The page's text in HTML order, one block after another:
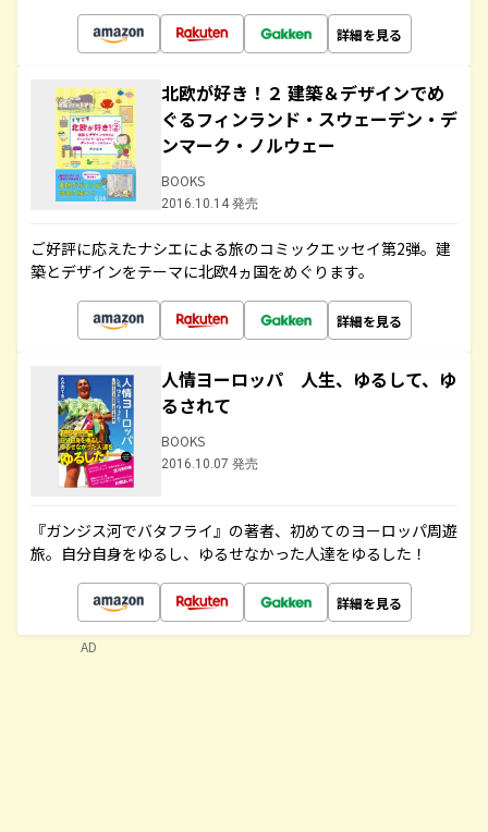
詳細を見る
北欧が好き！２ 建築＆デザインでめ
ぐるフィンランド・スウェーデン・デ
ンマーク・ノルウェー
BOOKS
2016.10.14 発売
ご好評に応えたナシエによる旅のコミックエッセイ第2弾。建
築とデザインをテーマに北欧4ヵ国をめぐります。
詳細を見る
人情ヨーロッパ 人生、ゆるして、ゆ
るされて
BOOKS
2016.10.07 発売
『ガンジス河でバタフライ』の著者、初めてのヨーロッパ周遊
旅。自分自身をゆるし、ゆるせなかった人達をゆるした！
詳細を見る
AD